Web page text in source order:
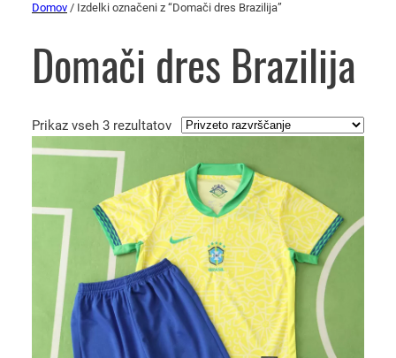
Domov / Izdelki označeni z “Domači dres Brazilija”
Domači dres Brazilija
Prikaz vseh 3 rezultatov